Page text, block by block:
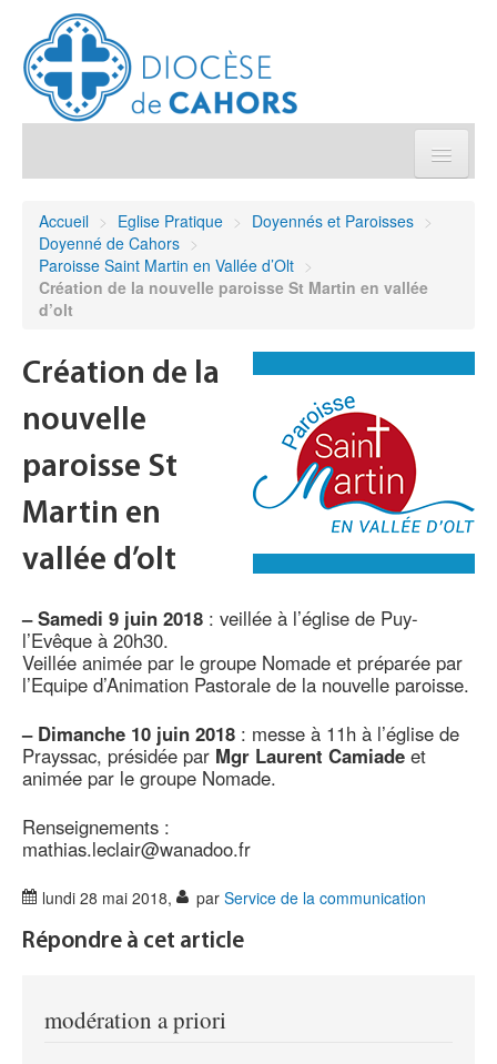
Démarches et sacrements
Sanctuaires & Pélerinages
Agenda diocésain
Annuaire/Contact
Accueil > Eglise Pratique > Doyennés et Paroisses >
Doyenné de Cahors >
Paroisse Saint Martin en Vallée d’Olt >
Création de la nouvelle paroisse St Martin en vallée
d’olt
Création de la
nouvelle
paroisse St
Martin en
vallée d’olt
– Samedi 9 juin 2018 : veillée à l’église de Puy-
l’Evêque à 20h30.
Veillée animée par le groupe Nomade et préparée par
l’Equipe d’Animation Pastorale de la nouvelle paroisse.
– Dimanche 10 juin 2018 : messe à 11h à l’église de
Prayssac, présidée par Mgr Laurent Camiade et
animée par le groupe Nomade.
Renseignements :
mathias.leclair@wanadoo.fr
lundi 28 mai 2018, par Service de la communication
Répondre à cet article
modération a priori